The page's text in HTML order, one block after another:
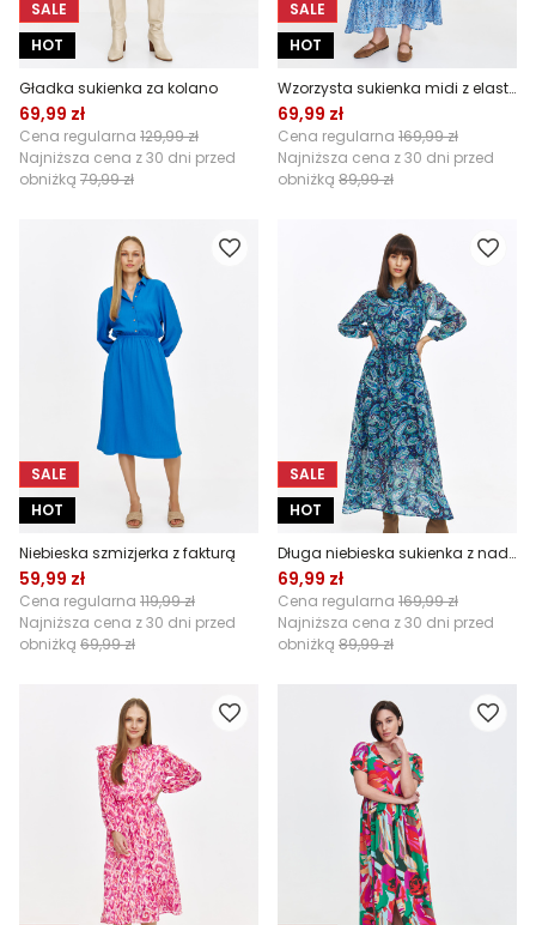
SALE
HOT
Gładka sukienka za kolano
69,99 zł
Cena regularna 129,99 zł
Najniższa cena z 30 dni przed
obniżką 79,99 zł
SALE
HOT
Wzorzysta sukienka midi z elastyczną gumą w talii
69,99 zł
Cena regularna 169,99 zł
Najniższa cena z 30 dni przed
obniżką 89,99 zł
SALE
HOT
Niebieska szmizjerka z fakturą
59,99 zł
Cena regularna 119,99 zł
Najniższa cena z 30 dni przed
obniżką 69,99 zł
SALE
HOT
Długa niebieska sukienka z nadrukiem paisley
69,99 zł
Cena regularna 169,99 zł
Najniższa cena z 30 dni przed
obniżką 89,99 zł